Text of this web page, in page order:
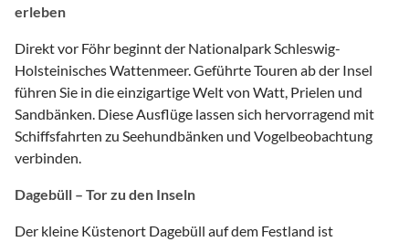
erleben
Direkt vor Föhr beginnt der Nationalpark Schleswig-
Holsteinisches Wattenmeer. Geführte Touren ab der Insel
führen Sie in die einzigartige Welt von Watt, Prielen und
Sandbänken. Diese Ausflüge lassen sich hervorragend mit
Schiffsfahrten zu Seehundbänken und Vogelbeobachtung
verbinden.
Dagebüll – Tor zu den Inseln
Der kleine Küstenort Dagebüll auf dem Festland ist